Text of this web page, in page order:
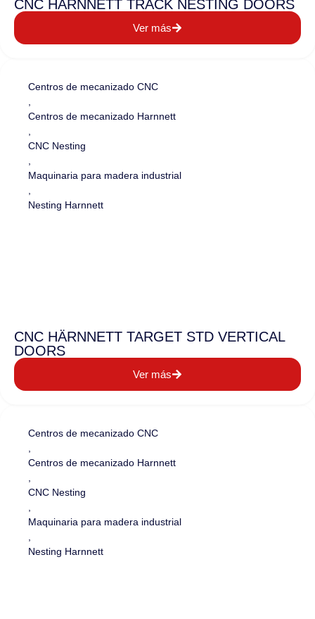
CNC HÄRNNETT TRACK NESTING DOORS
Ver más
Centros de mecanizado CNC
Centros de mecanizado Harnnett
CNC Nesting
Maquinaria para madera industrial
Nesting Harnnett
CNC HÄRNNETT TARGET STD VERTICAL
DOORS
Ver más
Centros de mecanizado CNC
Centros de mecanizado Harnnett
CNC Nesting
Maquinaria para madera industrial
Nesting Harnnett